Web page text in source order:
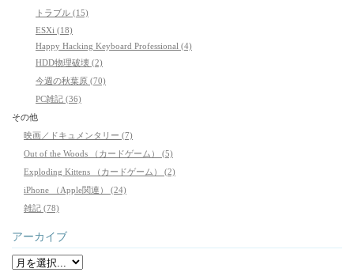
トラブル (15)
ESXi (18)
Happy Hacking Keyboard Professional (4)
HDD物理破壊 (2)
今週の秋葉原 (70)
PC雑記 (36)
その他
映画／ドキュメンタリー (7)
Out of the Woods （カードゲーム） (5)
Exploding Kittens （カードゲーム） (2)
iPhone （Apple関連） (24)
雑記 (78)
アーカイブ